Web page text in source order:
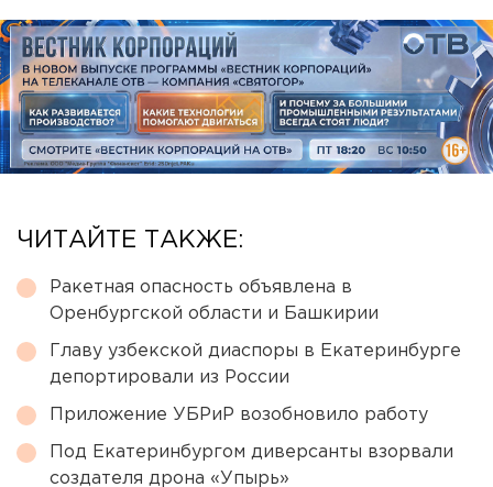
ЧИТАЙТЕ ТАКЖЕ:
Ракетная опасность объявлена в
Оренбургской области и Башкирии
Главу узбекской диаспоры в Екатеринбурге
депортировали из России
Приложение УБРиР возобновило работу
Под Екатеринбургом диверсанты взорвали
создателя дрона «Упырь»